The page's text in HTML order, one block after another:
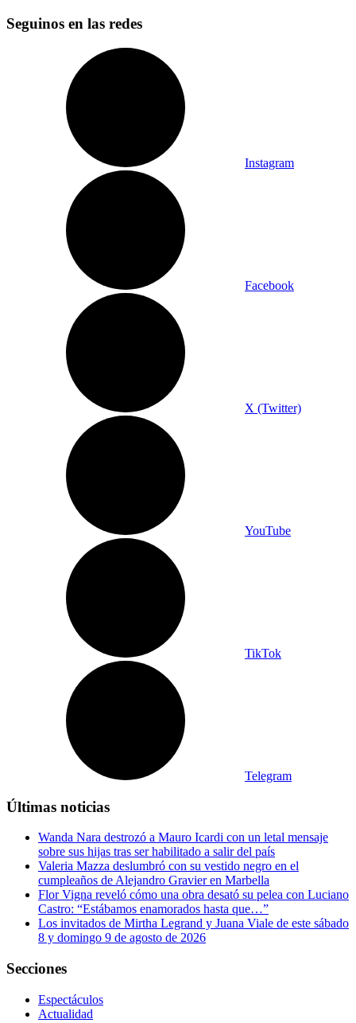
Seguinos en las redes
Instagram
Facebook
X (Twitter)
YouTube
TikTok
Telegram
Últimas noticias
Wanda Nara destrozó a Mauro Icardi con un letal mensaje
sobre sus hijas tras ser habilitado a salir del país
Valeria Mazza deslumbró con su vestido negro en el
cumpleaños de Alejandro Gravier en Marbella
Flor Vigna reveló cómo una obra desató su pelea con Luciano
Castro: “Estábamos enamorados hasta que…”
Los invitados de Mirtha Legrand y Juana Viale de este sábado
8 y domingo 9 de agosto de 2026
Secciones
Espectáculos
Actualidad